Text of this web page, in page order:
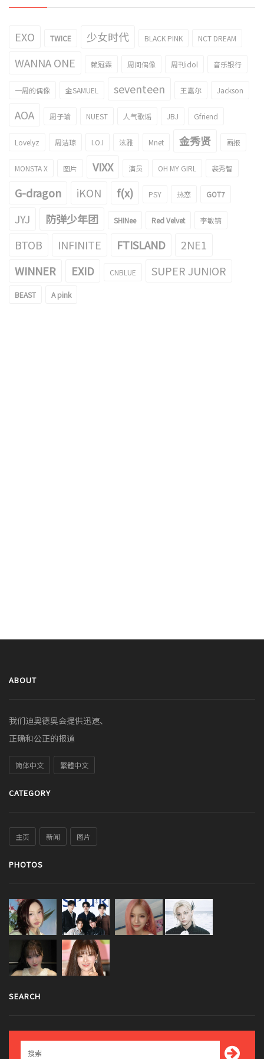
EXO TWICE 少女时代 BLACK PINK NCT DREAM
WANNA ONE 赖冠霖 周间偶像 周刊idol 音乐银行
一周的偶像 金SAMUEL seventeen 王嘉尔 Jackson
AOA 周子瑜 NUEST 人气歌谣 JBJ Gfriend
Lovelyz 周洁琼 I.O.I 泫雅 Mnet 金秀贤 画报
MONSTA X 图片 VIXX 演员 OH MY GIRL 裴秀智
G-dragon iKON f(x) PSY 热恋 GOT7
JYJ 防弹少年团 SHINee Red Velvet 李敏镐
BTOB INFINITE FTISLAND
2NE1
WINNER
EXID CNBLUE SUPER JUNIOR
BEAST A pink
ABOUT
我们迪奥德奥会提供迅速、
正确和公正的报道
简体中文 繁體中文
CATEGORY
主页 新闻 图片
PHOTOS
SEARCH